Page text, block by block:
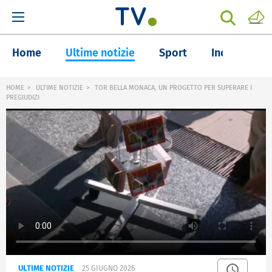
Home Ultime notizie Sport Inchieste
HOME ULTIME NOTIZIE
TOR BELLA MONACA, UN PROGETTO PER SUPERARE I
PREGIUDIZI
ULTIME NOTIZIE 25 GIUGNO 2026